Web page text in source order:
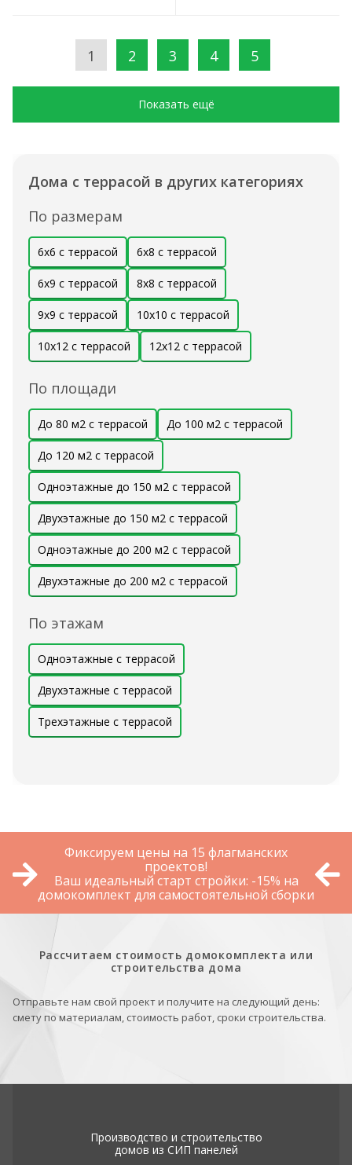
1 2 3 4 5
Показать ещё
Дома с террасой в других категориях
По размерам
6х6 с террасой 6х8 с террасой
6х9 с террасой 8х8 с террасой
9х9 с террасой 10х10 с террасой
10х12 с террасой 12х12 с террасой
По площади
До 80 м2 с террасой До 100 м2 с террасой
До 120 м2 с террасой
Одноэтажные до 150 м2 с террасой
Двухэтажные до 150 м2 с террасой
Одноэтажные до 200 м2 с террасой
Двухэтажные до 200 м2 с террасой
По этажам
Одноэтажные с террасой
Двухэтажные с террасой
Трехэтажные с террасой
Фиксируем цены на 15 флагманских
проектов!
Ваш идеальный старт стройки: -15% на
домокомплект для самостоятельной сборки
Рассчитаем стоимость домокомплекта или
строительства дома
Отправьте нам свой проект и получите на следующий день:
смету по материалам, стоимость работ, сроки строительства.
Производство и строительство
домов из СИП панелей